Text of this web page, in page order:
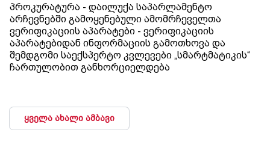
პროკურატურა - დაილუქა საპარლამენტო
არჩევნებში გამოყენებული ამომრჩეველთა
ვერიფიკაციის აპარატები - ვერიფიკაციის
აპარატებიდან ინფორმაციის გამოთხოვა და
შემდგომი საექსპერტო კვლევები „სმარტმატიკის“
ჩართულობით განხორციელდება
ყველა ახალი ამბავი